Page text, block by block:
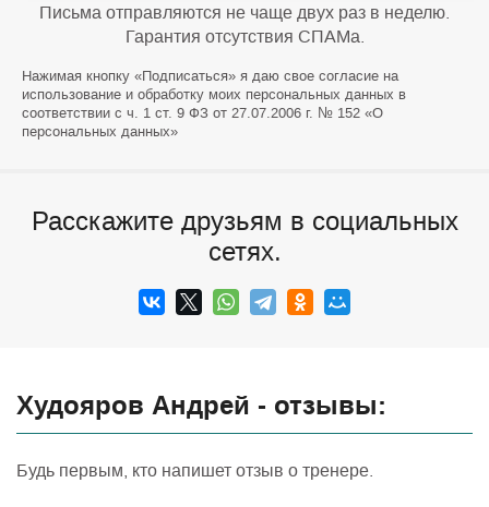
Письма отправляются не чаще двух раз в неделю.
Гарантия отсутствия СПАМа.
Нажимая кнопку «Подписаться» я даю свое согласие на
использование и обработку моих персональных данных в
соответствии с ч. 1 ст. 9 ФЗ от 27.07.2006 г. № 152 «О
персональных данных»
Расскажите друзьям в социальных
сетях.
Худояров Андрей - отзывы:
Будь первым, кто напишет отзыв о тренере.